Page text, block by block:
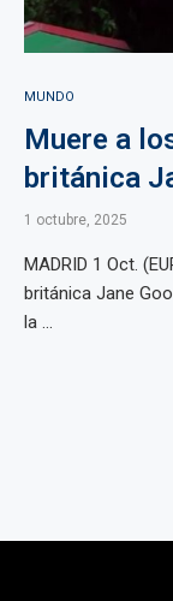
MUNDO
Muere a
británica
1 octubre, 2025
MADRID 1 Oct.
británica Jane
la ...